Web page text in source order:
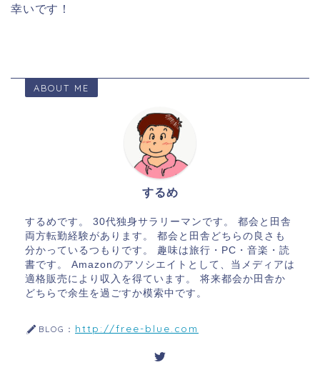
幸いです！
ABOUT ME
するめ
するめです。 30代独身サラリーマンです。 都会と田舎
両方転勤経験があります。 都会と田舎どちらの良さも
分かっているつもりです。 趣味は旅行・PC・音楽・読
書です。 Amazonのアソシエイトとして、当メディアは
適格販売により収入を得ています。 将来都会か田舎か
どちらで余生を過ごすか模索中です。
BLOG： http://free-blue.com